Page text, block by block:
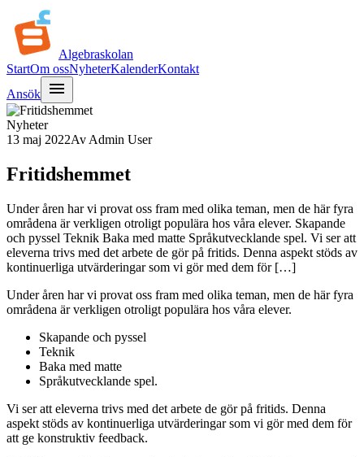
Algebraskolan
StartOm ossNyheterKalenderKontakt
Ansök
menu
Nyheter
13 maj 2022Av Admin User
Fritidshemmet
Under åren har vi provat oss fram med olika teman, men de här fyra
områdena är verkligen otroligt populära hos våra elever. Skapande
och pyssel Teknik Baka med matte Språkutvecklande spel. Vi ser att
eleverna trivs med det arbete de gör på fritids. Denna aspekt stöds av
kontinuerliga utvärderingar som vi gör med dem för […]
Under åren har vi provat oss fram med olika teman, men de här fyra
områdena är verkligen otroligt populära hos våra elever.
Skapande och pyssel
Teknik
Baka med matte
Språkutvecklande spel.
Vi ser att eleverna trivs med det arbete de gör på fritids. Denna
aspekt stöds av kontinuerliga utvärderingar som vi gör med dem för
att ge konstruktiv feedback.